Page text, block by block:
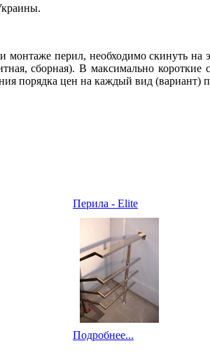
монтаже перил, необходимо скинуть
сборная). В максимально
порядка цен на каждый вид (вариант)
Перила - Elite
Подробнее...